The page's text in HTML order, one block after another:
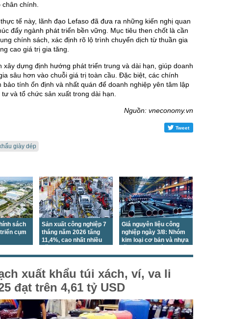
chính.
tế này, lãnh đạo Lefaso đã đưa ra những kiến nghị quan
đẩy ngành phát triển bền vững. Mục tiêu then chốt là cần
chính sách, xác định rõ lộ trình chuyển dịch từ thuần gia
cao giá trị gia tăng.
xây dựng định hướng phát triển trung và dài hạn, giúp doanh
sâu hơn vào chuỗi giá trị toàn cầu. Đặc biệt, các chính
bảo tính ổn định và nhất quán để doanh nghiệp yên tâm lập
và tổ chức sản xuất trong dài hạn.
Nguồn: vneconomy.vn
Tweet
giày dép
sách
cụm
Sản xuất công nghiệp 7
tháng năm 2026 tăng
11,4%, cao nhất nhiều
Giá nguyên liệu công
nghiệp ngày 3/8: Nhóm
kim loại cơ bản và nhựa
mạnh
xuất khẩu túi xách, ví, va li
đạt trên 4,61 tỷ USD